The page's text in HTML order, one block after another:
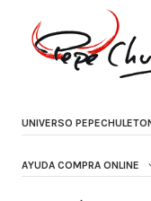
UNIVERSO
AYUDA COMPRA ONLINE